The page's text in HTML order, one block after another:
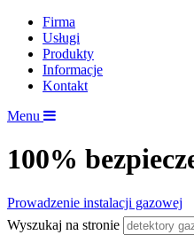
Firma
Usługi
Produkty
Informacje
Kontakt
Menu
100%
Prowadzenie instalacji gazowej
Wyszukaj na stronie